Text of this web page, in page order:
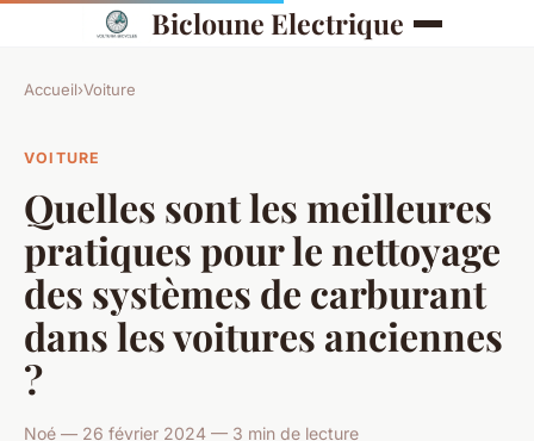
Bicloune Electrique
Accueil›Voiture
VOITURE
Quelles sont les meilleures
pratiques pour le nettoyage
des systèmes de carburant
dans les voitures anciennes
?
Noé — 26 février 2024 — 3 min de lecture